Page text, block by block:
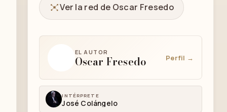
Ver la red de Oscar Fresedo
EL AUTOR
Oscar Fresedo Perfil →
INTÉRPRETE
José Colángelo